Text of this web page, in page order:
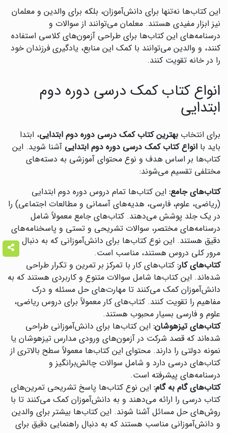
این کتاب‌ها نه‌تنها برای دانش‌آموزان، بلکه برای والدین و معلمان
نیز ابزار مفیدی هستند. معلمان می‌توانند از سوالات و
درسنامه‌های این کتاب‌ها برای طراحی آزمون‌های کلاسی استفاده
کنند، و والدین می‌توانند با کمک این منابع، یادگیری فرزندان خود
را در خانه تقویت کنند.
انواع کتاب کمک درسی دوره دوم
ابتدایی
برای انتخاب بهترین کتاب کمک درسی دوره دوم ابتدایی، ابتدا
باید با انواع کتاب کمک درسی دوره دوم ابتدایی آشنا شوید. این
کتاب‌ها بر اساس هدف و نوع محتوای آموزشی به دسته‌های
مختلفی تقسیم می‌شوند:
کتاب‌های جامع: این کتاب‌ها تمام دروس دوره دوم ابتدایی
(ریاضی، علوم، فارسی، هدیه‌های آسمانی و مطالعات اجتماعی) را
در یک جلد پوشش می‌دهند. کتاب‌های جامع معمولاً شامل
درسنامه‌های مختصر، سوالات تشریحی و تستی و پاسخنامه‌های
دقیق هستند. این نوع کتاب‌ها برای دانش‌آموزانی که به دنبال
مرور کلی دروس هستند، مناسب است.
کتاب‌های کار: کتاب‌های کار با تمرکز بر تمرین و تکرار طراحی
شده‌اند. این کتاب‌ها شامل سوالات متنوع و کاربردی هستند که به
دانش‌آموزان کمک می‌کنند تا مهارت‌های حل مسئله و درک
مفاهیم را تقویت کنند. کتاب‌های کار معمولاً برای دروس ریاضی،
علوم و فارسی بسیار محبوب هستند.
کتاب‌های تیزهوشان: این کتاب‌ها برای دانش‌آموزانی طراحی
شده‌اند که قصد شرکت در آزمون‌های ورودی مدارس تیزهوشان یا
نمونه دولتی را دارند. محتوای این کتاب‌ها معمولاً سطح بالاتری از
کتاب‌های درسی دارد و شامل سوالات چالش‌برانگیز و
درسنامه‌های پیشرفته است.
کتاب‌های گام به گام: این نوع کتاب‌ها پاسخ تشریحی تمرین‌های
کتاب درسی را ارائه می‌دهند و به دانش‌آموزان کمک می‌کنند تا با
روش‌های حل مسائل آشنا شوند. این کتاب‌ها بیشتر برای والدین
و دانش‌آموزانی مناسب هستند که به دنبال راهنمایی دقیق برای